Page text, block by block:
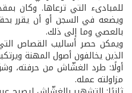
للمبادىء التي ترعاها. وكان
ويضعه في السجن أو أن يقرر
بالعصي وما إلى ذلك.
ويمكن حصر أساليب القصاص
الذين يخالفون أصول المهنة
أولًا: طرد الغشّاش من حرفته،
مزاولته عمله.